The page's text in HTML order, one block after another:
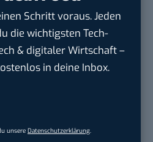
Schritt voraus. Jeden
die wichtigsten Tech-
& digitaler Wirtschaft –
in deine Inbox.
unsere Datenschutzerklärung
Service GmbH & Co...in
w/d) Technik & Netzwerke